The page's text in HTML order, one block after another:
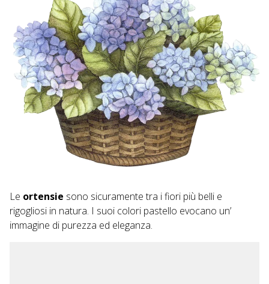
Le ortensie sono sicuramente tra i fiori più belli e
rigogliosi in natura. I suoi colori pastello evocano un’
immagine di purezza ed eleganza.